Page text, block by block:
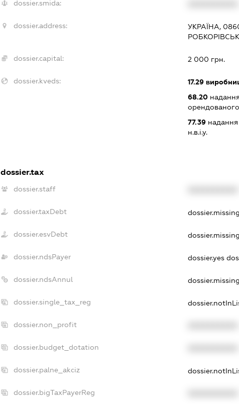
dossier.smida:
dossier.address:
УКРАЇНА,
dossier.capital: 2 000 грн.
dossier.kveds: 17.29
68.20надання
77.39надання
н.в.і.у.
dossier.tax
dossier.staff
dossier.taxDebt
dossier.esvDebt
dossier.ndsPayer dossier.yes
dossier.ndsAnnul
dossier.single_tax_reg
dossier.non_profit
dossier.budget_dotation
dossier.palne_akciz
dossier.bigTaxPayerReg